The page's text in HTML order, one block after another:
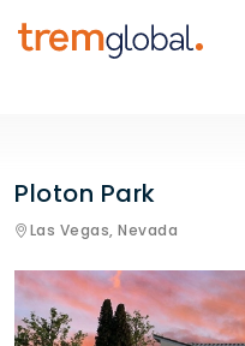
Ploton Park
Las Vegas, Nevada